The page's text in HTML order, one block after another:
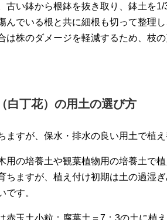
古い鉢から根鉢を抜き取り、鉢土を
んでいる根と共に細根も切って整理
は株のダメージを軽減するため、枝
白丁花） の用土の選び方
ますが、保水・排水の良い用土で植
用の培養土や観葉植物用の培養土で
ちますが、植え付け初期は土の過湿
です。